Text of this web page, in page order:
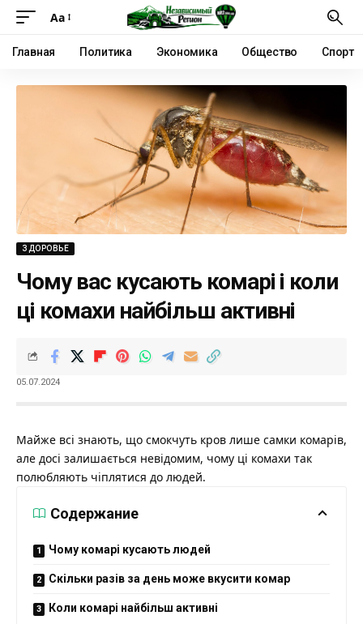
Аа
Главная Политика Экономика Общество Спорт
ЗДОРОВЬЕ
Чому вас кусають комарі і коли
ці комахи найбільш активні
05.07.2024
Майже всі знають, що смокчуть кров лише самки комарів,
але досі залишається невідомим, чому ці комахи так
полюбляють чіплятися до людей.
Содержание
Чому комарі кусають людей
Скільки разів за день може вкусити комар
Коли комарі найбільш активні